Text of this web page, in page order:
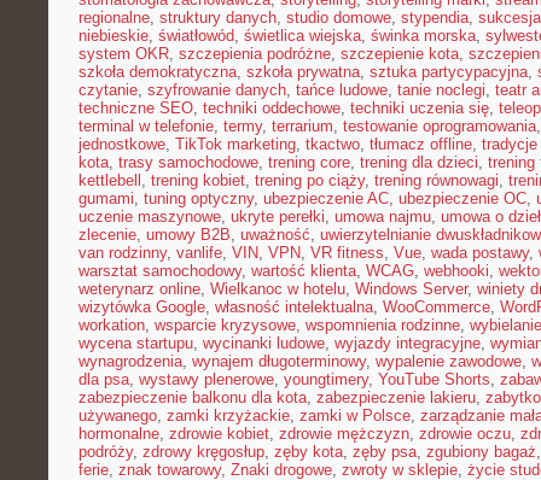
regionalne, struktury danych, studio domowe, stypendia,
niebieskie, światłowód, świetlica wiejska, świnka morska,
system OKR, szczepienia podróżne, szczepienie kota,
szkoła demokratyczna, szkoła prywatna, sztuka partycypacyjna,
czytanie, szyfrowanie danych, tańce ludowe, tanie noclegi, teatr
techniczne SEO, techniki oddechowe, techniki uczenia się,
terminal w telefonie, termy, terrarium, testowanie oprogramowania
jednostkowe, TikTok marketing, tkactwo, tłumacz offline, tradycje
kota, trasy samochodowe, trening core, trening dla dzieci, trening
kettlebell , trening kobiet, trening po ciąży, trening równowagi,
gumami, tuning optyczny, ubezpieczenie AC, ubezpieczenie OC,
uczenie maszynowe, ukryte perełki, umowa najmu, umowa o
zlecenie, umowy B2B, uważność, uwierzytelnianie
van rodzinny, vanlife, VIN, VPN, VR fitness, Vue, wada postawy,
warsztat samochodowy, wartość klienta, WCAG, webhooki,
weterynarz online, Wielkanoc w hotelu, Windows Server, winiety
wizytówka Google, własność intelektualna, WooCommerce,
workation, wsparcie kryzysowe, wspomnienia rodzinne,
wycena startupu, wycinanki ludowe, wyjazdy integracyjne,
wynagrodzenia, wynajem długoterminowy, wypalenie zawodowe,
dla psa, wystawy plenerowe, youngtimery, YouTube Shorts,
zabezpieczenie balkonu dla kota, zabezpieczenie lakieru,
używanego, zamki krzyżackie, zamki w Polsce, zarządzanie
hormonalne, zdrowie kobiet, zdrowie mężczyzn, zdrowie oczu,
podróży, zdrowy kręgosłup, zęby kota, zęby psa, zgubiony bagaż
ferie, znak towarowy, Znaki drogowe, zwroty w sklepie, życie